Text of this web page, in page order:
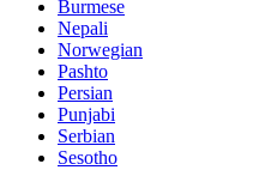
Burmese
Nepali
Norwegian
Pashto
Persian
Punjabi
Serbian
Sesotho